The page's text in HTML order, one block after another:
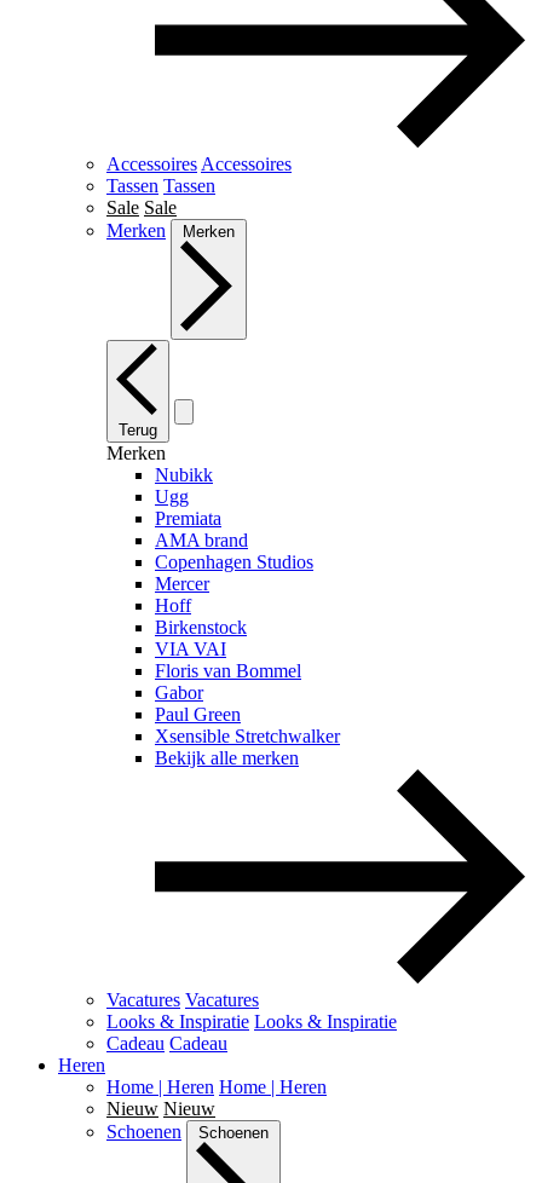
Accessoires Accessoires
Tassen Tassen
Sale Sale
Merken
Merken
Terug
Merken
Nubikk
Ugg
Premiata
AMA brand
Copenhagen Studios
Mercer
Hoff
Birkenstock
VIA VAI
Floris van Bommel
Gabor
Paul Green
Xsensible Stretchwalker
Bekijk alle merken
Vacatures Vacatures
Looks & Inspiratie Looks & Inspiratie
Cadeau Cadeau
Heren
Home | Heren Home | Heren
Nieuw Nieuw
Schoenen
Schoenen